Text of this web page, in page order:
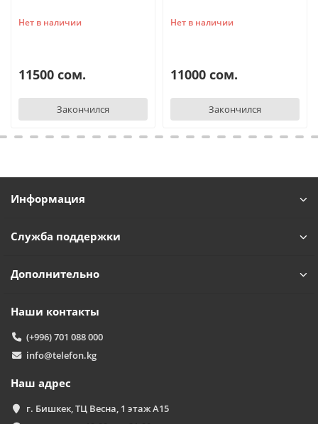
Нет в наличии
11500 сом.
Закончился
Нет в наличии
11000 сом.
Закончился
Информация
Служба поддержки
Дополнительно
Наши контакты
(+996) 701 088 000
info@telefon.kg
Наш адрес
г. Бишкек, ТЦ Весна, 1 этаж А15